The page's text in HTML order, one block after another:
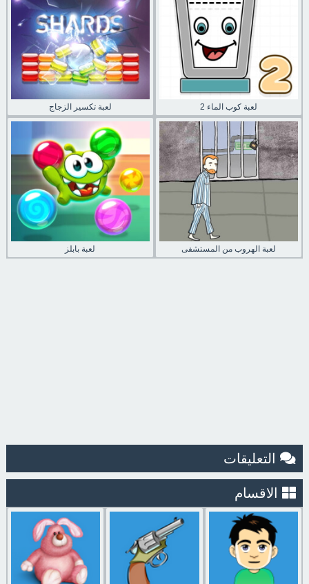
لعبة تكسير الزجاج لعبة كوب الماء 2
لعبة بابلز لعبة الهروب من المستشفى
التعليقات
الاقسام